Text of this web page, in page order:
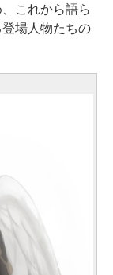
これから語ら
場人物たちの